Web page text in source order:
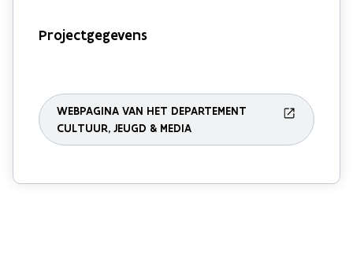
Projectgegevens
WEBPAGINA VAN HET DEPARTEMENT
CULTUUR, JEUGD & MEDIA